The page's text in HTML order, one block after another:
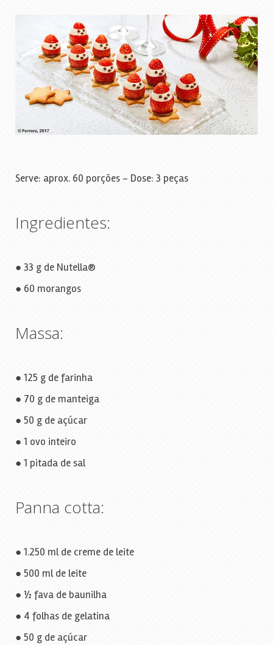
Serve: aprox. 60 porções – Dose: 3 peças
Ingredientes:
● 33 g de Nutella®
● 60 morangos
Massa:
● 125 g de farinha
● 70 g de manteiga
● 50 g de açúcar
● 1 ovo inteiro
● 1 pitada de sal
Panna cotta:
● 1.250 ml de creme de leite
● 500 ml de leite
● ½ fava de baunilha
● 4 folhas de gelatina
● 50 g de açúcar